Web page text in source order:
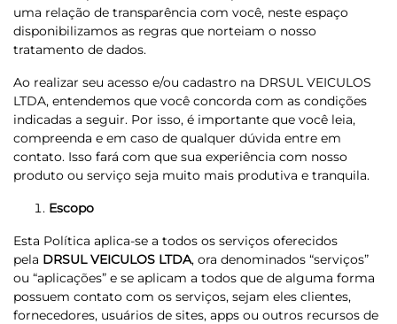
uma relação de transparência com você, neste espaço
disponibilizamos as regras que norteiam o nosso
tratamento de dados.
Ao realizar seu acesso e/ou cadastro na DRSUL VEICULOS
LTDA, entendemos que você concorda com as condições
indicadas a seguir. Por isso, é importante que você leia,
compreenda e em caso de qualquer dúvida entre em
contato. Isso fará com que sua experiência com nosso
produto ou serviço seja muito mais produtiva e tranquila.
Escopo
Esta Política aplica-se a todos os serviços oferecidos
pela DRSUL VEICULOS LTDA, ora denominados “serviços”
ou “aplicações” e se aplicam a todos que de alguma forma
possuem contato com os serviços, sejam eles clientes,
fornecedores, usuários de sites, apps ou outros recursos de